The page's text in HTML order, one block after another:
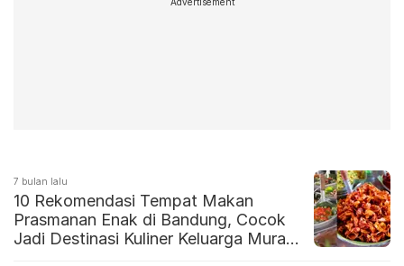
7 bulan lalu
10 Rekomendasi Tempat Makan
Prasmanan Enak di Bandung, Cocok
Jadi Destinasi Kuliner Keluarga Murah